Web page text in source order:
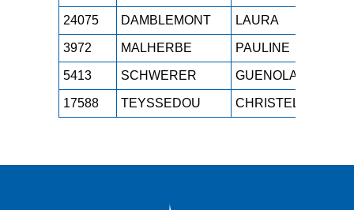
24075 DAMBLEMONT LAURA
3972 MALHERBE PAULINE
5413 SCHWERER GUENOLA
17588 TEYSSEDOU CHRISTELLE